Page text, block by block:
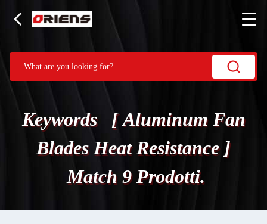
Keywords [ Aluminum Fan
Blades Heat Resistance ]
Match 9 Prodotti.